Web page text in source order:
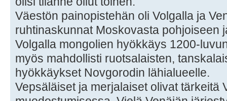
Väestön painopistehän oli Volgalla ja
ruhtinaskunnat Moskovasta pohjoiseen
Volgalla mongolien hyökkäys 1200-
myös mahdollisti ruotsalaisten,
hyökkäykset Novgorodin lähialueelle.
Vepsäläiset ja merjalaiset olivat tärkeitä